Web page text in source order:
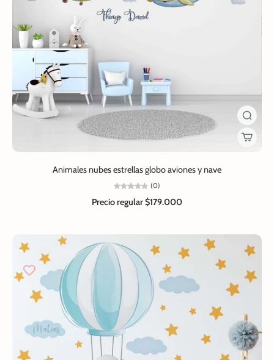
Animales nubes estrellas globo aviones y nave
(0)
Precio regular$179.000